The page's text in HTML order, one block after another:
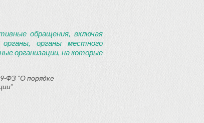
обращения, включая
органы местного
организации, на которые
ФЗ "О порядке